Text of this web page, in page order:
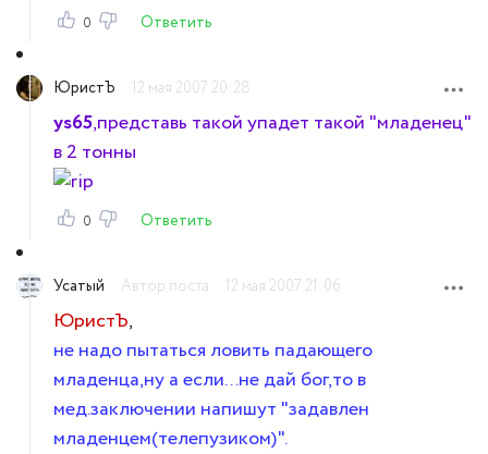
0 Ответить
ЮристЪ 12 мая 2007 20:28
ys65,представь такой упадет такой "младенец"
в 2 тонны
0 Ответить
Усатый Автор поста 12 мая 2007 21:06
ЮристЪ,
не надо пытаться ловить падающего
младенца,ну а если...не дай бог,то в
мед.заключении напишут "задавлен
младенцем(телепузиком)".